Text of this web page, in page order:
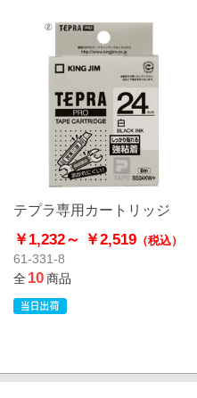
テプラ専用カートリッジ
￥1,232～ ￥2,519 （税込）
61-331-8
全10商品